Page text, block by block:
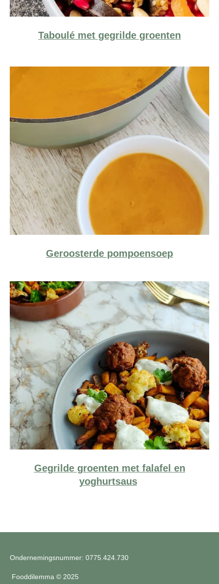
Taboulé met gegrilde groenten
Geroosterde pompoensoep
Gegrilde groenten met falafel en
yoghurtsaus
Ondernemingsnummer: 0775.424.730
Fooddilemma © 2025